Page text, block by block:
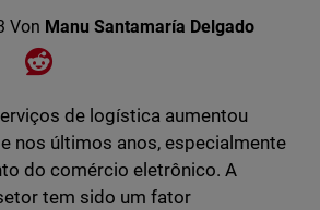
Von Manu Santamaría Delgado
Facebook
Share on XShare on Reddit
de logística aumentou
nos últimos anos, especialmente
do comércio eletrônico. A
tem sido um fator